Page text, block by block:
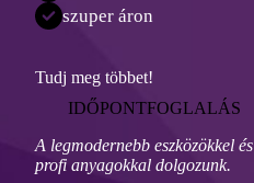
szuper áron
Tudj meg többet!
IDŐPONTFOGLALÁS
A legmodernebb eszközökkel és
profi anyagokkal dolgozunk.